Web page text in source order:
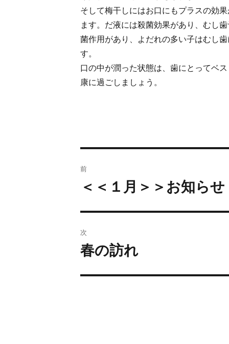
そして梅干しにはお口にもプラスの効
ます。だ液には殺菌効果があり、むし
菌作用があり、よだれの多い子はむし
す。
口の中が潤った状態は、歯にとってベ
康に過ごしましょう。
前
＜＜１月＞＞お知らせ
次
春の訪れ